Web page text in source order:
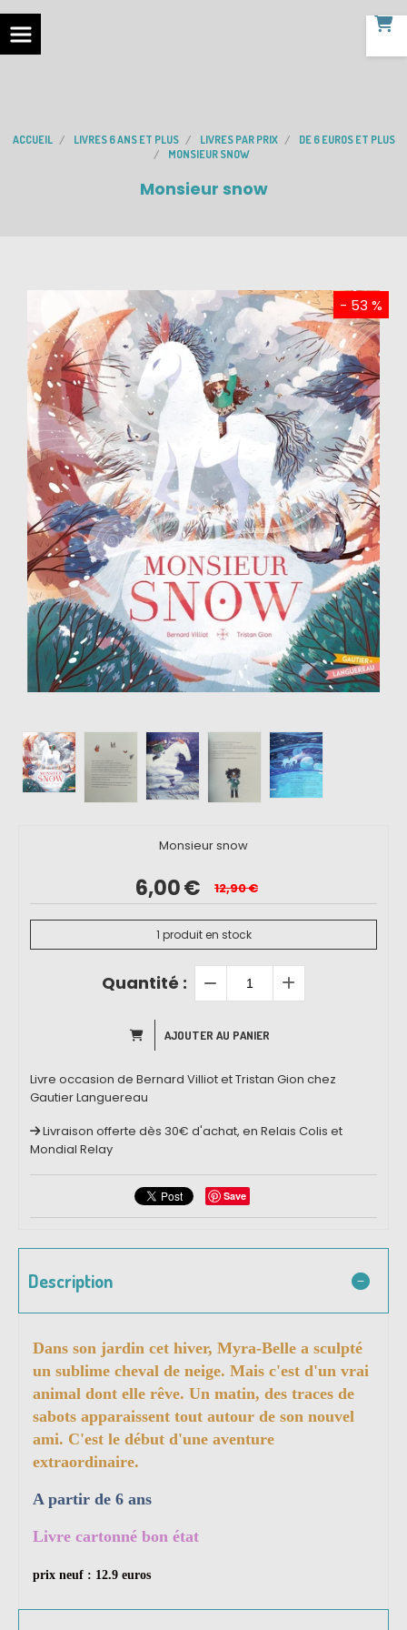
ACCUEIL LIVRES 6 ANS ET PLUS LIVRES PAR PRIX
DE 6 EUROS ET PLUS
MONSIEUR SNOW
Monsieur snow
- 53 %
Monsieur snow
6,00€ 12,90€
1 produit en stock
Quantité :
AJOUTER AU PANIER
Livre occasion de Bernard Villiot et Tristan Gion chez
Gautier Languereau
Livraison offerte dès 30€ d'achat, en Relais Colis et
Mondial Relay
Save
Description
Dans son jardin cet hiver, Myra-Belle a sculpté
un sublime cheval de neige. Mais c'est d'un vrai
animal dont elle rêve. Un matin, des traces de
sabots apparaissent tout autour de son nouvel
ami. C'est le début d'une aventure
extraordinaire.
A partir de 6 ans
Livre cartonné bon état
prix neuf : 12.9 euros